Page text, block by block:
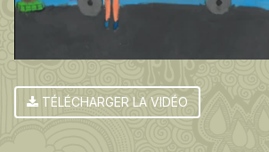
Video
TÉLÉCHARGER LA VIDÉO